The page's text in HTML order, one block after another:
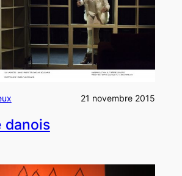
21 novembre 2015
danois